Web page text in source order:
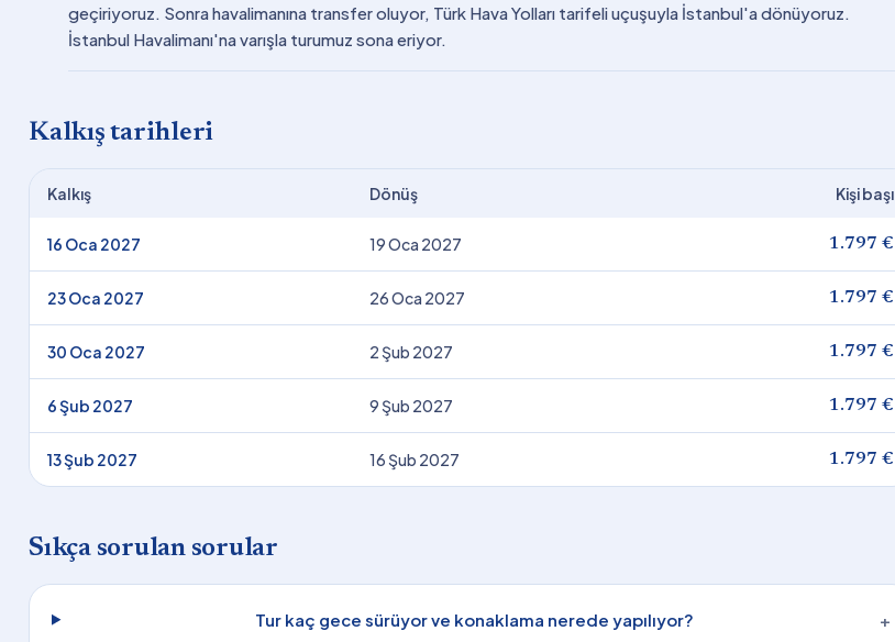
geçiriyoruz. Sonra havalimanına transfer oluyor, Türk Hava Yolları tarifeli uçuşuyla İstanbul'a dönüyoruz.
İstanbul Havalimanı'na varışla turumuz sona eriyor.
Kalkış tarihleri
Kalkış Dönüş Kişi başı
16 Oca 2027 19 Oca 2027 1.797 €
23 Oca 2027 26 Oca 2027 1.797 €
30 Oca 2027 2 Şub 2027 1.797 €
6 Şub 2027 9 Şub 2027 1.797 €
13 Şub 2027 16 Şub 2027 1.797 €
Sıkça sorulan sorular
Tur kaç gece sürüyor ve konaklama nerede yapılıyor? +